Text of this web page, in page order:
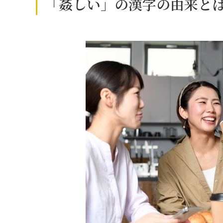
「姦しい」の漢字の由来と